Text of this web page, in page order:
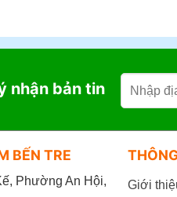
nhận bản tin
BẾN TRE
Phường An Hội,
Giới